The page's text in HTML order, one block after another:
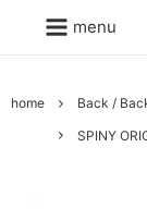
menu
home Back /
SPINY